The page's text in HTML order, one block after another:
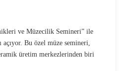
ve Müzecilik Semineri” ile
açıyor. Bu özel müze semineri,
üretim merkezlerinden biri